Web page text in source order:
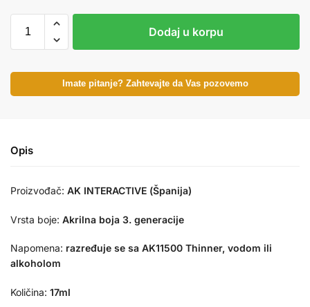
Dodaj u korpu
Imate pitanje? Zahtevajte da Vas pozovemo
Opis
Proizvođač: AK INTERACTIVE (Španija)
Vrsta boje: Akrilna boja 3. generacije
Napomena: razređuje se sa AK11500 Thinner, vodom ili
alkoholom
Količina: 17ml